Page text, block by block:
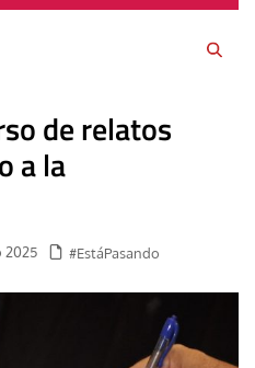
de relatos
a la
2025 #EstáPasando